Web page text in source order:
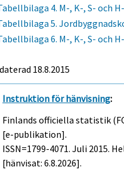
4. M-, K-, S- och
5.
6. M-, K-, S- och
18.8.2015
Instruktion för hänvisning:
Finlands officiella statistik
[e-publikation].
ISSN=1799-4071.Juli 2015.
[hänvisat: 6.8.2026].